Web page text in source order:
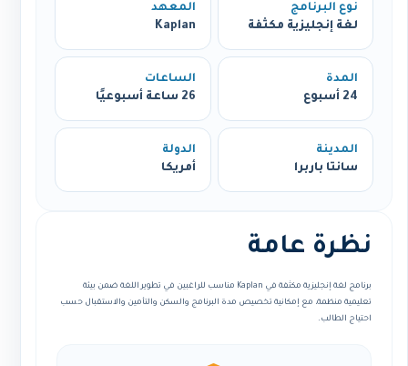
نوع البرنامج
لغة إنجليزية مكثفة
المعهد
Kaplan
المدة
24 أسبوع
الساعات
26 ساعة أسبوعيًا
المدينة
سانتا باربرا
الدولة
أمريكا
نظرة عامة
برنامج لغة إنجليزية مكثفة في Kaplan مناسب للراغبين في تطوير اللغة ضمن بيئة
تعليمية منظمة، مع إمكانية تخصيص مدة البرنامج والسكن والتأمين والاستقبال حسب
احتياج الطالب.